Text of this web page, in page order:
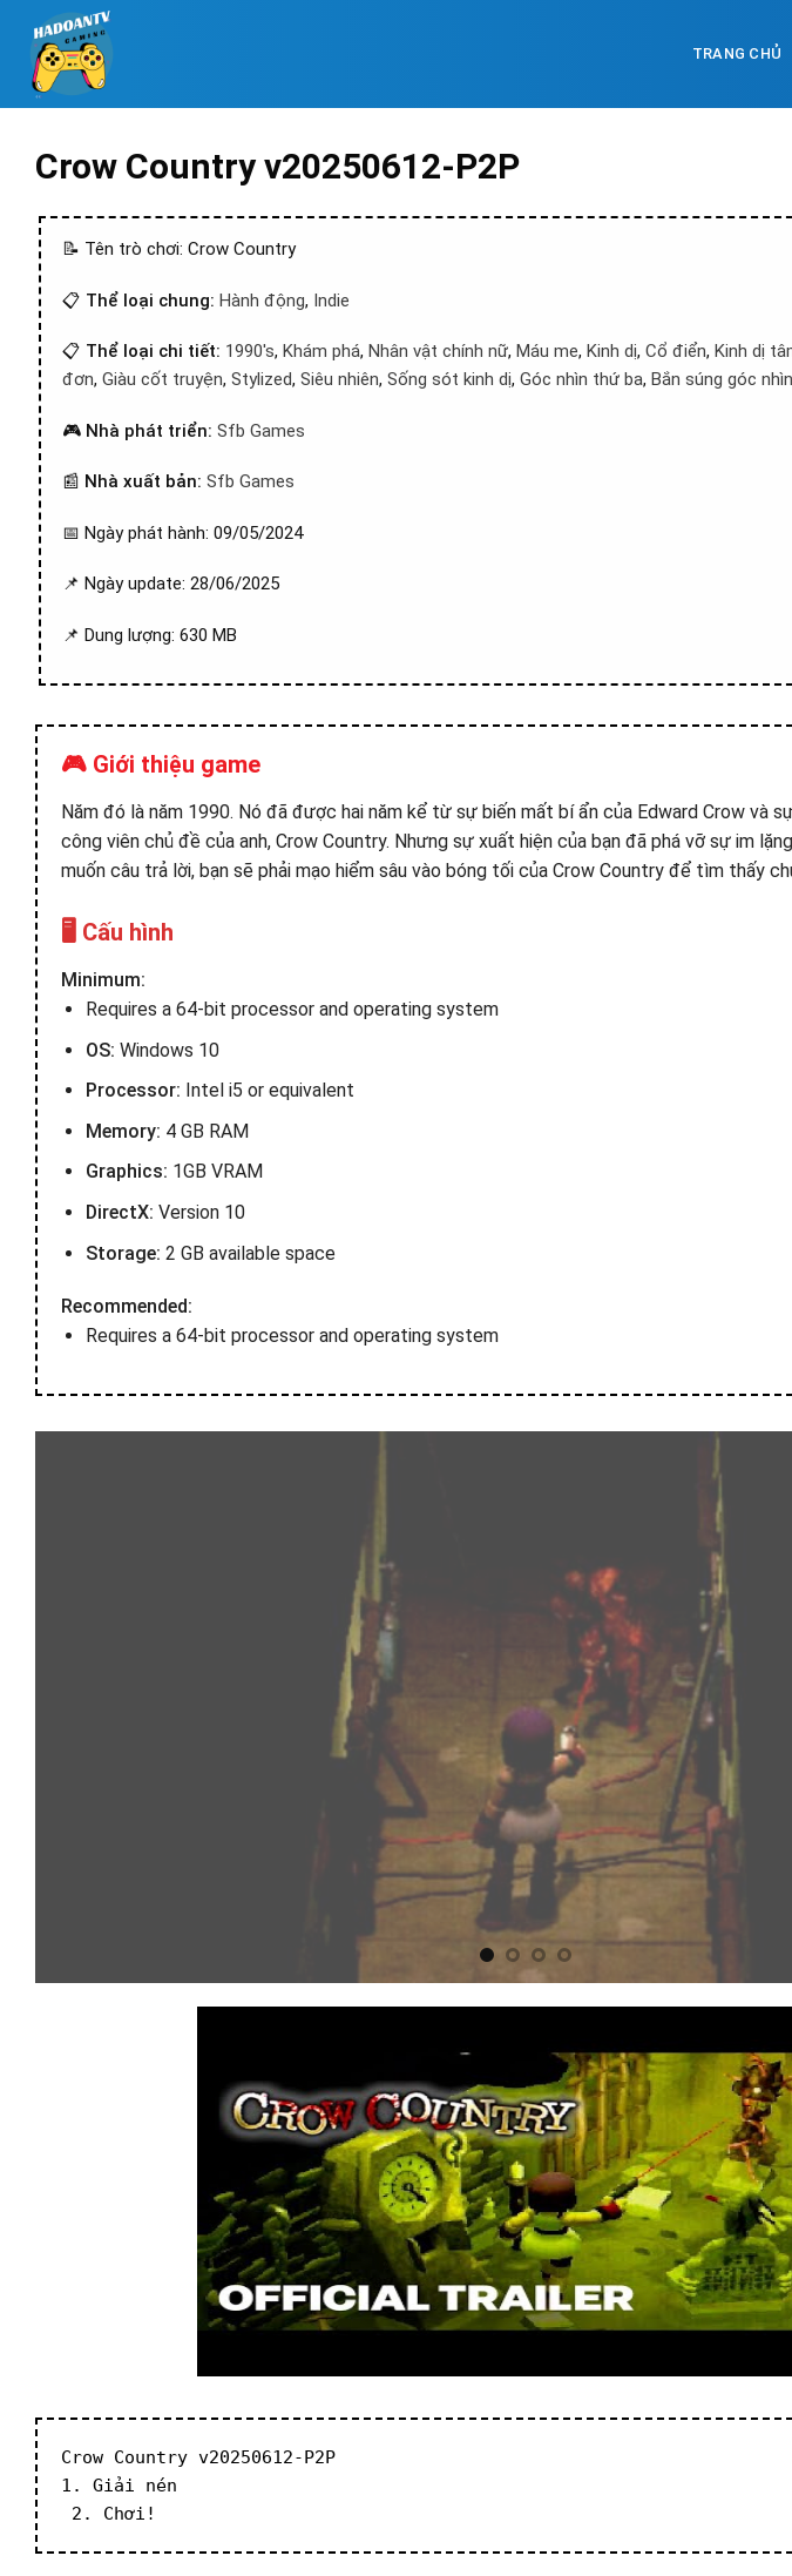
TRANG CHỦ
Crow Country v20250612-P2P
📝 Tên trò chơi: Crow Country
📋 Thể loại chung: Hành động, Indie
📋 Thể loại chi tiết: 1990's, Khám phá, Nhân vật chính nữ, Máu me, Kinh dị, Cổ điển, Kinh dị
đơn, Giàu cốt truyện, Stylized, Siêu nhiên, Sống sót kinh dị, Góc nhìn thứ ba, Bắn súng góc
🎮 Nhà phát triển: Sfb Games
📰 Nhà xuất bản: Sfb Games
📅 Ngày phát hành: 09/05/2024
📌 Ngày update: 28/06/2025
📌 Dung lượng: 630 MB
🎮 Giới thiệu game
Năm đó là năm 1990. Nó đã được hai năm kể từ sự biến mất bí ẩn của Edward Crow và
công viên chủ đề của anh, Crow Country. Nhưng sự xuất hiện của bạn đã phá vỡ sự im
muốn câu trả lời, bạn sẽ phải mạo hiểm sâu vào bóng tối của Crow Country để tìm thấy
🖥️ Cấu hình
Minimum:
Requires a 64-bit processor and operating system
OS: Windows 10
Processor: Intel i5 or equivalent
Memory: 4 GB RAM
Graphics: 1GB VRAM
DirectX: Version 10
Storage: 2 GB available space
Recommended:
Requires a 64-bit processor and operating system
Crow Country v20250612-P2P
1. Giải nén
2. Chơi!